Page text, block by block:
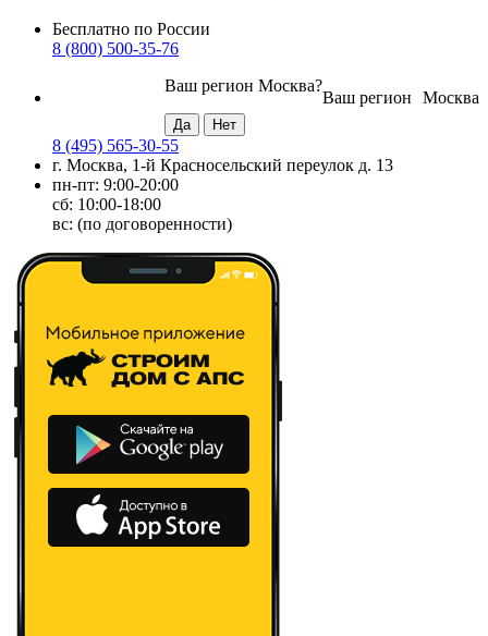
Бесплатно по России
8 (800) 500-35-76
Москва
Ваш регион
Ваш регион Москва?
8 (495) 565-30-55
г. Москва, 1-й Красносельский переулок д. 13
пн-пт: 9:00-20:00
сб: 10:00-18:00
вс: (по договоренности)